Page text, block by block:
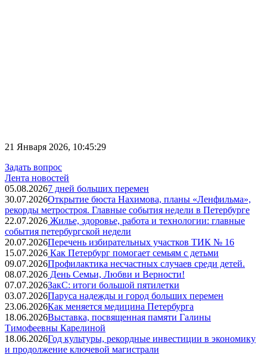
21 Января 2026, 10:45:29
Задать вопрос
Лента новостей
05.08.20267 дней больших перемен
30.07.2026Открытие бюста Нахимова, планы «Ленфильма»,
рекорды метростроя. Главные события недели в Петербурге
22.07.2026 Жилье, здоровье, работа и технологии: главные
события петербургской недели
20.07.2026Перечень избирательных участков ТИК № 16
15.07.2026 Как Петербург помогает семьям с детьми
09.07.2026Профилактика несчастных случаев среди детей.
08.07.2026 День Семьи, Любви и Верности!
07.07.2026ЗакС: итоги большой пятилетки
03.07.2026Паруса надежды и город больших перемен
23.06.2026Как меняется медицина Петербурга
18.06.2026Выставка, посвященная памяти Галины
Тимофеевны Карелиной
18.06.2026Год культуры, рекордные инвестиции в экономику
и продолжение ключевой магистрали